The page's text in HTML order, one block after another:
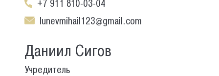
+7 911 810-03-04
lunevmihail123@gmail.com
Даниил Сигов
Учредитель